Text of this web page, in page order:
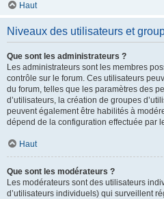
Haut
Niveaux des utilisateurs et
Que sont les administrateurs ?
Les administrateurs sont les membres
contrôle sur le forum. Ces utilisateurs
du forum, telles que les paramètres des
d’utilisateurs, la création de groupes
peuvent également être habilités à
dépend de la configuration effectuée par
Haut
Que sont les modérateurs ?
Les modérateurs sont des utilisateurs
d’utilisateurs individuels) qui surveillent